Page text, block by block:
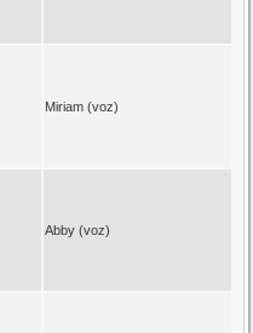
Miriam (voz)
Abby (voz)